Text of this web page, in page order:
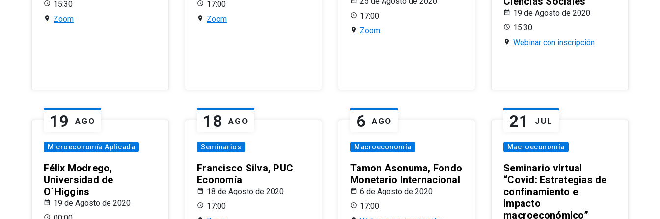
15:30
Zoom
17:00
Zoom
17:00
Zoom
19 de Agosto de 2020
15:30
Webinar con inscripción
19 AGO
Microeconomía Aplicada
Félix Modrego,
Universidad de
O`Higgins
19 de Agosto de 2020
18 AGO
Seminarios
Francisco Silva, PUC
Economía
18 de Agosto de 2020
17:00
6 AGO
Macroeconomía
Tamon Asonuma, Fondo
Monetario Internacional
6 de Agosto de 2020
17:00
21 JUL
Macroeconomía
Seminario virtual
“Covid: Estrategias de
confinamiento e
impacto
macroeconómico”